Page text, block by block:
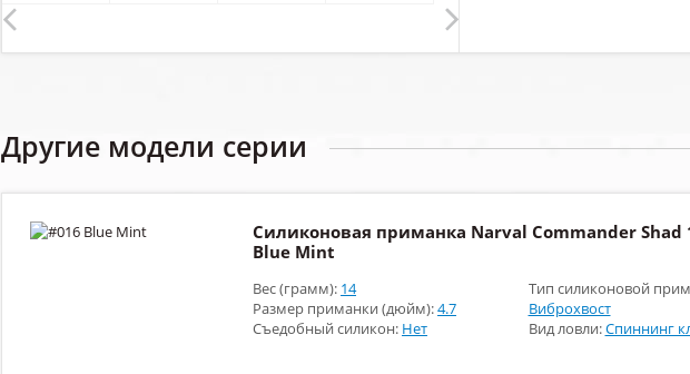
Другие модели серии
Силиконовая приманка Narval Commander Shad
Blue Mint
Вес (грамм): 14
Размер приманки (дюйм):4.7
Съедобный силикон: Нет
Тип силиконовой
Виброхвост
Вид ловли:Спиннинг